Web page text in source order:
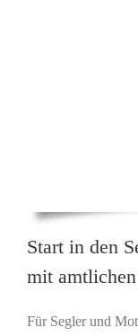
Start in den
mit
Für Segler und